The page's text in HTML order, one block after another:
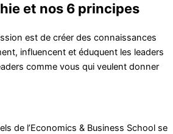
et nos 6 principes
est de créer des connaissances
influencent et éduquent les leaders
comme vous qui veulent donner
de l’Economics & Business School se